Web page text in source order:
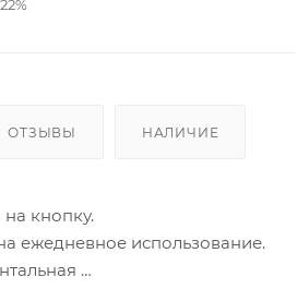
ОТЗЫВЫ НАЛИЧИЕ
кнопку.
ежедневное использование.